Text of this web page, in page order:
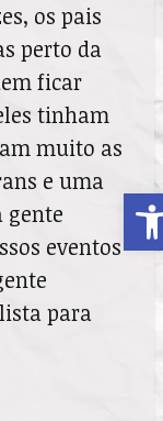
os pais
perto da
ficar
tinham
muito as
e uma
gente
eventos
para